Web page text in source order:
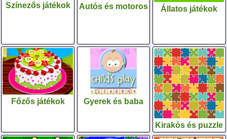
Színezős játékok Autós és motoros Állatos játékok
Főzős játékok Gyerek és baba
Kirakós és puzzle